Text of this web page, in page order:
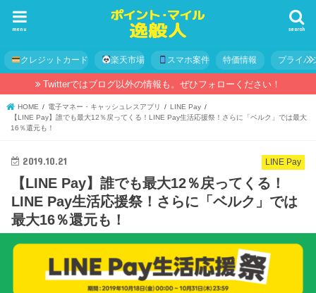
search
menu
クレジットカード 楽天市場 スマホ案件 特価情報 プライバ
Twitterではブログ以外の情報も。ぜひフォローください！
HOME 電子マネー・キャッシュレスアプリ
LINE Pay
【LINE Pay】誰でも最大12％戻ってくる！LINE Pay生活応援祭！さらに「ベルク」では最大
16％還元も！
LINE Pay
2019.10.21
【LINE Pay】誰でも最大12％戻ってくる！
LINE Pay生活応援祭！さらに「ベルク」では
最大16％還元も！